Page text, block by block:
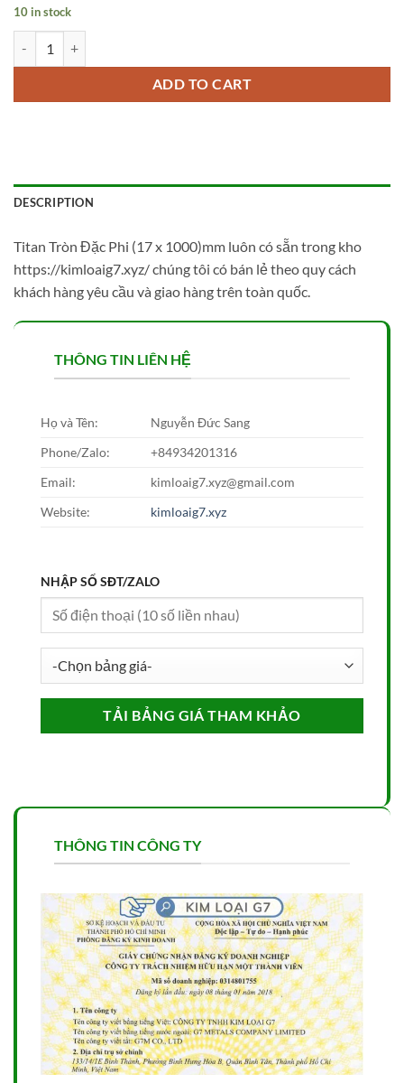
10 in stock
ADD TO CART
DESCRIPTION
Titan Tròn Đặc Phi (17 x 1000)mm luôn có sẵn trong kho
https://kimloaig7.xyz/ chúng tôi có bán lẻ theo quy cách
khách hàng yêu cầu và giao hàng trên toàn quốc.
THÔNG TIN LIÊN HỆ
Họ và Tên:
Nguyễn Đức Sang
Phone/Zalo:
+84934201316
Email:
kimloaig7.xyz@gmail.com
Website:
kimloaig7.xyz
NHẬP SỐ SĐT/ZALO
THÔNG TIN CÔNG TY